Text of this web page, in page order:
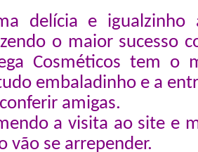
delícia e igualzinho
o maior sucesso
Cosméticos tem o
embaladinho e a
amigas.
a visita ao site e
vão se arrepender.